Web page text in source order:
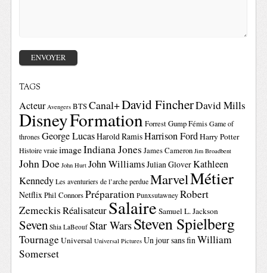
TAGS
Acteur Avengers BTSCanal+David FincherDavid Mills
DisneyFormationForrest GumpFémis Game of
thrones George LucasHarold RamisHarrison FordHarry Potter
Histoire vraie imageIndiana Jones James Cameron Jim Broadbent
John Doe John Hurt John WilliamsJulian GloverKathleen
Kennedy Les aventuriers de l’arche perdue MarvelMétier
NetflixPhil ConnorsPréparation Punxsutawney Robert
ZemeckisRéalisateurSalaire Samuel L. Jackson
Seven Shia LaBeouf Star WarsSteven Spielberg
TournageUniversal Universal Pictures Un jour sans finWilliam
Somerset